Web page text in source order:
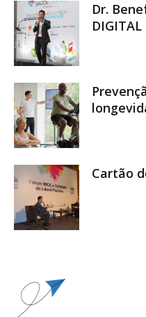
Dr.
DIGITAL
Cartão